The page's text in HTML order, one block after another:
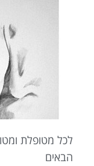
לכל מטופלת
הבאים